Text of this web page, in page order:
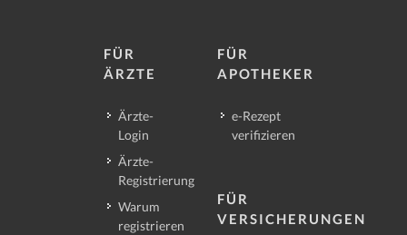
FÜR
ÄRZTE
Ärzte-
Login
Ärzte-
Registrierung
Warum
registrieren
FÜR
APOTHEKER
e-Rezept
verifizieren
FÜR
VERSICHERUNGEN